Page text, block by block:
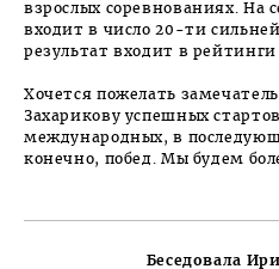
взрослых соревнованиях. На
входит в число 20-ти
результат входит в рейтинги
Хочется пожелать
Захарикову успешных
международных, в
конечно, побед. Мы будем
Беседовала